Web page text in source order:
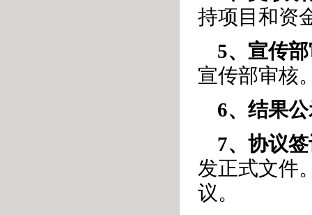
持项目和资
5、宣传
宣传部审核
6、结果
7、协议
发正式文件
议。